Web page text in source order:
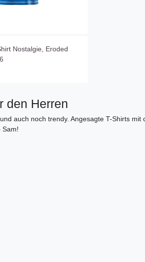
Nostalgie, Eroded
den Herren
auch noch trendy. Angesagte T-Shirts
Sam!